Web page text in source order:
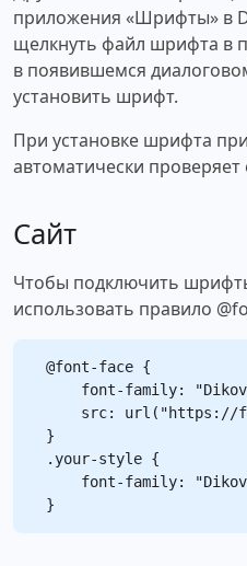
приложения «Шрифты» в
щелкнуть файл шрифта в
в появившемся
установить шрифт.
При установке шрифта
автоматически
Сайт
Чтобы подключить
использовать правило
@font-face {
font-family:
src: url("https://
}
.your-style {
font-family: